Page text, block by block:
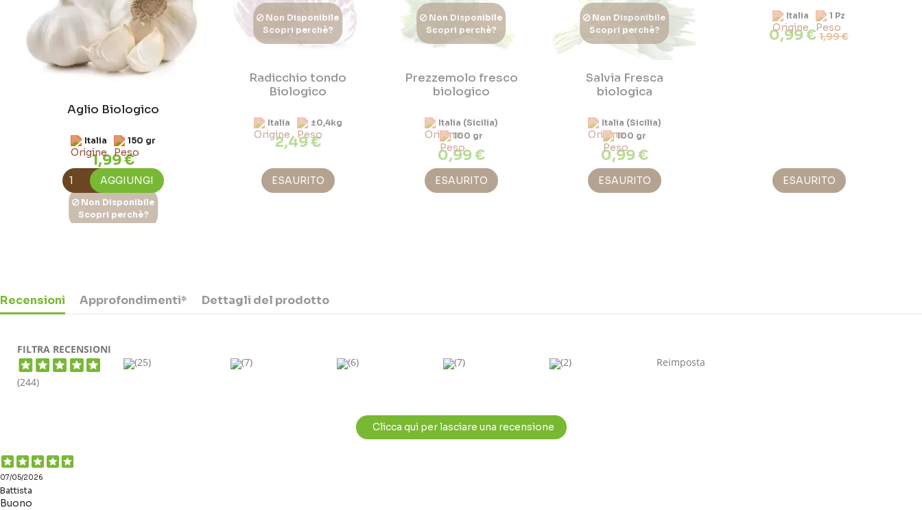
Aglio Biologico
Italia 150 gr
1,99 €
AGGIUNGI
Non Disponibile
Scopri perchè?
Radicchio tondo
Biologico
Italia ±0,4kg
2,49 €
ESAURITO
Non Disponibile
Scopri perchè?
Prezzemolo fresco
biologico
Italia (Sicilia)
100 gr
0,99 €
ESAURITO
Non Disponibile
Scopri perchè?
Salvia Fresca
biologica
Italia (Sicilia)
100 gr
0,99 €
ESAURITO
Italia 1 Pz
0,99 €1,99 €
ESAURITO
Non Disponibile
Scopri perchè?
1,99 €
Recensioni Approfondimenti* Dettagli del prodotto
FILTRA RECENSIONI
(244)
(25) (7) (6) (7) (2) Reimposta
Clicca qui per lasciare una recensione
07/05/2026
Battista
Buono